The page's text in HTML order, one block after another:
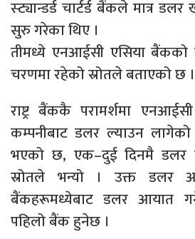
स्ट्यान्डर्ड चार्टर्ड बैंकले मात्र डलर
सुरु गरेका थिए ।
तीमध्ये एनआईसी एसिया बैंकको
चरणमा रहेको स्रोतले बताएको छ ।
राष्ट्र बैंककै परामर्शमा
कम्पनीबाट डलर ल्याउन
भएको छ, एक–दुई दिनमै डलर
स्रोतले भन्यो । उक्त डलर
बैंकहरूमध्येबाट डलर आयात
पहिलो बैंक हुनेछ ।